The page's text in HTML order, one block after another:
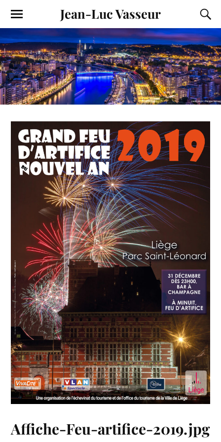
Jean-Luc Vasseur
Affiche-Feu-artifice-2019.jpg